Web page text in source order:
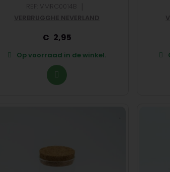
REF: VMRC0014B |
VERBRUGGHE NEVERLAND
2,95
Op voorraad in de winkel.